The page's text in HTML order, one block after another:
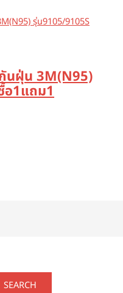
SEARCH
นฝุ่น 3M(N95)
อ1แถม1